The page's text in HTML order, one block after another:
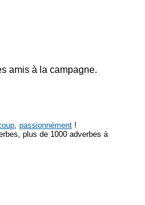
amis à la campagne.
, passionnément !
plus de 1000 adverbes à